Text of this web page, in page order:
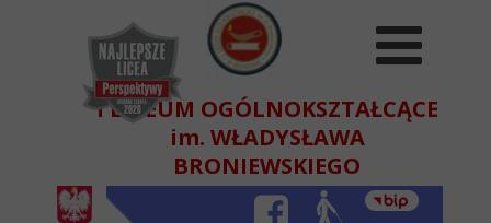
I LICEUM OGÓLNOKSZTAŁCĄCE
im. WŁADYSŁAWA
BRONIEWSKIEGO
W BEŁCHATOWIE